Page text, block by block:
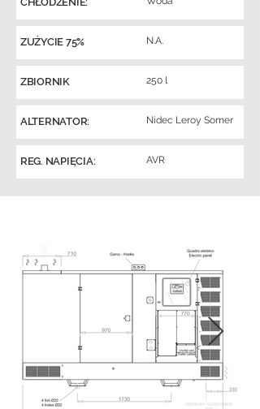
ZUŻYCIE 75% N.A.
ZBIORNIK 250 l
ALTERNATOR: Nidec Leroy Somer
REG. NAPIĘCIA: AVR